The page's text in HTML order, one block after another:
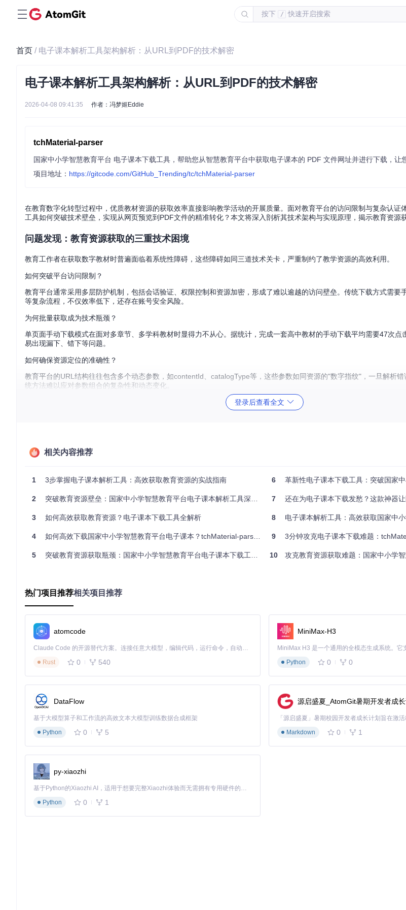
按下 / 快速开启搜索
首页 / 电子课本解析工具架构解析：从URL到PDF的技术解密
电子课本解析工具架构解析：从URL到PDF的技术解密
2026-04-08 09:41:35 作者：冯梦姬Eddie
tchMaterial-parser
国家中小学智慧教育平台 电子课本下载工具，帮助您从智慧教育平台中获取电子课本的 PDF 文件网址并进行下载，让
项目地址： https://gitcode.com/GitHub_Trending/tc/tchMaterial-parser
在教育数字化转型过程中，优质教材资源的获取效率直接影响教学活动的开展质量。面对教育平台的访问限制与复杂认证
工具如何突破技术壁垒，实现从网页预览到PDF文件的精准转化？本文将深入剖析其技术架构与实现原理，揭示教育资源
问题发现：教育资源获取的三重技术困境
教育工作者在获取数字教材时普遍面临着系统性障碍，这些障碍如同三道技术关卡，严重制约了教学资源的高效利用。
如何突破平台访问限制？
教育平台通常采用多层防护机制，包括会话验证、权限控制和资源加密，形成了难以逾越的访问壁垒。传统下载方式需要
等复杂流程，不仅效率低下，还存在账号安全风险。
为何批量获取成为技术瓶颈？
单页面手动下载模式在面对多章节、多学科教材时显得力不从心。据统计，完成一套高中教材的手动下载平均需要47次点
易出现漏下、错下等问题。
如何确保资源定位的准确性？
教育平台的URL结构往往包含多个动态参数，如contentId、catalogType等，这些参数如同资源的"数字指纹"，一旦解析
统方法难以应对参数组合的复杂性和动态变化。
解析引擎作为工具的核心组件，采用三层递进式设计：
参数提取层：通过正则表达式与DOM解析相结合的方式，精准识别URL中的关键参数，包括contentType、contentId
链接生成层：根据平台API规范，动态构建有效的PDF资源访问链接
认证机制创新：如何在保障安全的前提下简化流程？
动态令牌刷新 ：内置令牌有效期监测机制，在即将过期时自动触发刷新流程
多线程下载管理器：如何提升资源获取效率？
线程调度策略：
- 基础并发：默认启动5个下载线程
文件命名采用标准化规则：[学段]-[学科]-[版本]-[章节].pdf，如"高中-语文-统编版-必修上册.pdf"，大幅提升了资源
场景落地：技术赋能教育的实践案例
技术创新的价值最终要通过实际应用来体现。电子课本解析工具在不同教育场景中展现出独特的技术优势，为教育工作者
典型应用场景对比
应用场景
传统方法 工具解决方案
单本教材下载
多学科资源整合
跨平台切换，重复认证，易遗漏 统一接口，批量解析，自动分类
教材更新跟踪
定期手动检查，易错过更新
教学资源管理的数字化转型
登录后查看全文
相关内容推荐
1 3步掌握电子课本解析工具：高效获取教育资源的实战指南
2 突破教育资源壁垒：国家中小学智慧教育平台电子课本解析工具深度解析
3 如何高效获取教育资源？电子课本下载工具全解析
4 如何高效下载国家中小学智慧教育平台电子课本？tchMaterial-parser工具全解析
5 突破教育资源获取瓶颈：国家中小学智慧教育平台电子课本下载工具的技术实现与应用指南
6 革新性电子课本下载工具：突破国家中
7 还在为电子课本下载发愁？这款神器让国家中小学
8 电子课本解析工具：高效获取国家中小学智慧
9 3分钟攻克电子课本下载难题：tchMaterial-
10 攻克教育资源获取难题：国家中小学
热门项目推荐相关项目推荐
atomcode
Claude Code 的开源替代方案。连接任意大模型，编辑代码，运行命令，自动验证 — 全自动执行。用 Rust 构建，极致性能。 ｜ An open-source alternative to Claude Code. Connect any LLM, edit code, run commands, and verify changes — autonomously. Built in Rust for speed. Get Started
Rust
0 540
MiniMax-H3
Python
0 0
DataFlow
基于大模型算子和工作流的高效文本大模型训练数据合成框架
Python
0 5
源启盛夏_AtomGit暑期开发者成
Markdown
0 1
py-xiaozhi
基于Python的Xiaozhi AI，适用于想要完整Xiaozhi体验而无需拥有专用硬件的用户。
Python
0 1